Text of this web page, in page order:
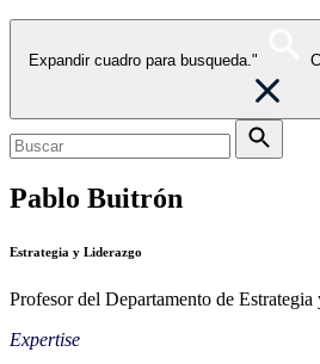
Expandir cuadro para busqueda."
Pablo Buitrón
Estrategia y Liderazgo
Profesor del Departamento de
Expertise